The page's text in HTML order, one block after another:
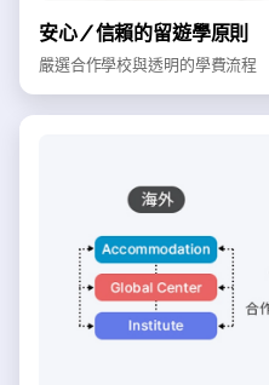
安心／信賴的留遊學原則
嚴選合作學校與透明的學費流程